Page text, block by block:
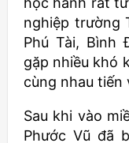
nghiệp trường
Phú Tài, Bình
gặp nhiều khó
cùng nhau tiến
Sau khi vào
Phước Vũ đã